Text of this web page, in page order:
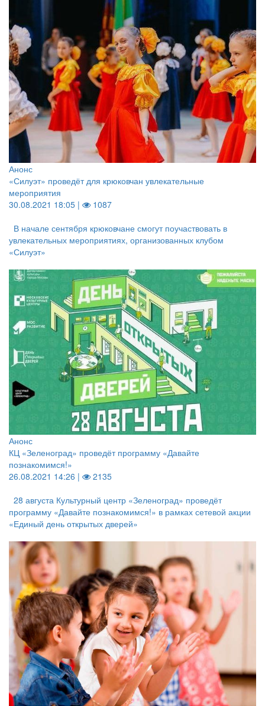
Анонс
«Силуэт» проведёт для крюковчан увлекательные
мероприятия
30.08.2021 18:05 |
1087
В начале сентября крюковчане смогут поучаствовать в
увлекательных мероприятиях, организованных клубом
«Силуэт»
Анонс
КЦ «Зеленоград» проведёт программу «Давайте
познакомимся!»
26.08.2021 14:26 |
2135
28 августа Культурный центр «Зеленоград» проведёт
программу «Давайте познакомимся!» в рамках сетевой акции
«Единый день открытых дверей»